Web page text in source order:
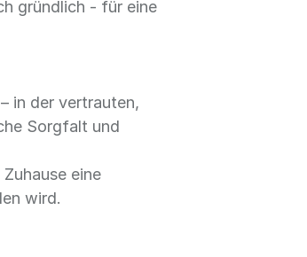
gründlich - für eine
in der vertrauten,
Sorgfalt und
eine
wird.